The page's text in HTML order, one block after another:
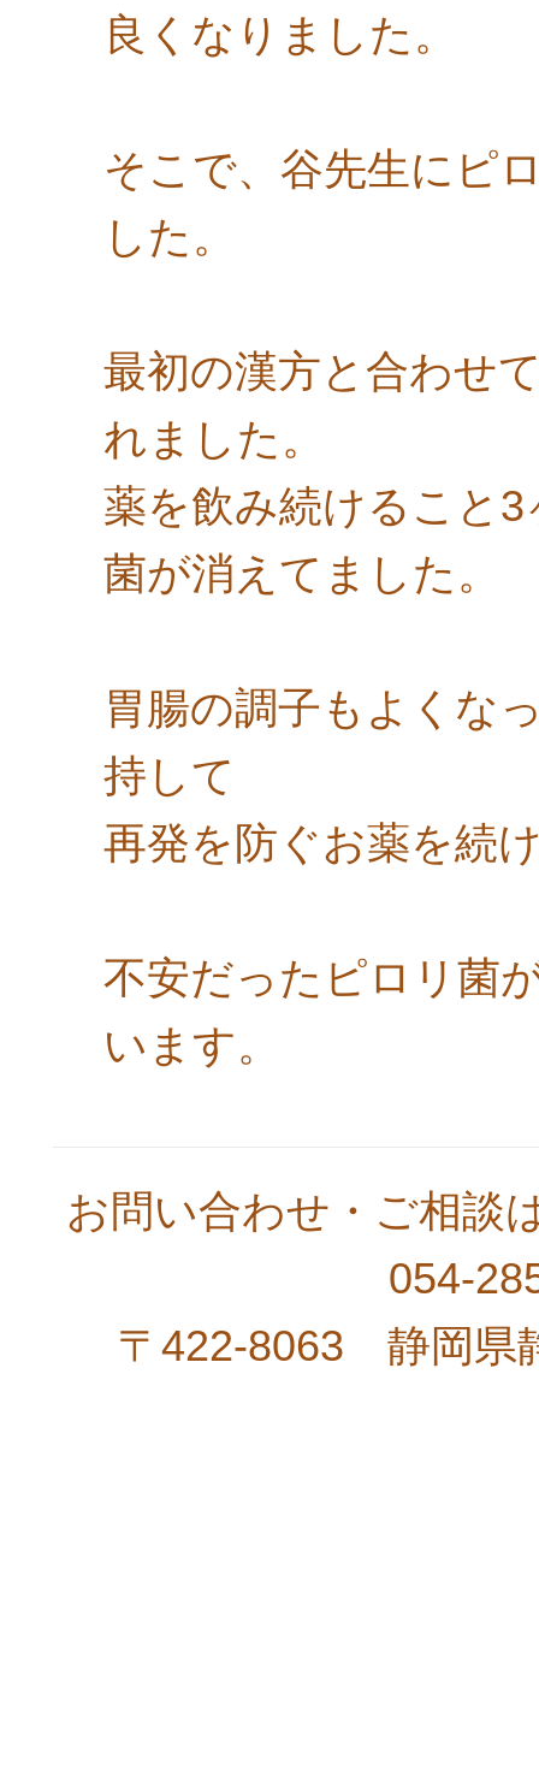
良くなりました。
そこで、谷先生にピ
した。
最初の漢方と合わせ
れました。
薬を飲み続けること
菌が消えてました。
胃腸の調子もよくな
持して
再発を防ぐお薬を続
不安だったピロリ菌
います。
お問い合わせ・ご相談
054-
〒422-8063 静岡県